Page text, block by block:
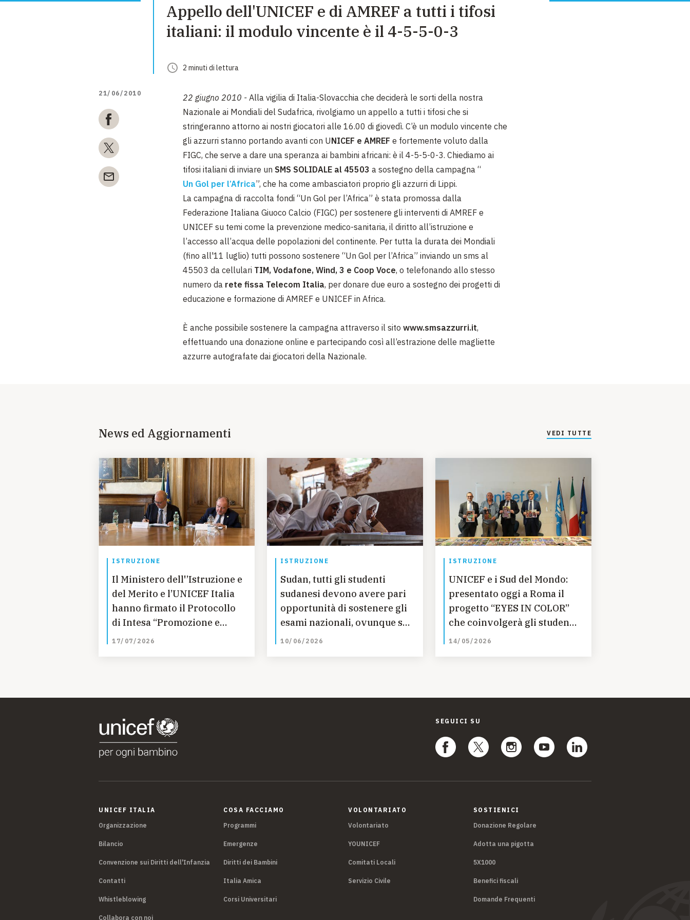
EMERGENZE
GRANDI DONAZIONI
Appello dell'UNICEF e di AMREF a tutti i tifosi
italiani: il modulo vincente è il 4-5-5-0-3
2 minuti di lettura
21/06/2010 22 giugno 2010 - Alla vigilia di Italia-Slovacchia che deciderà le sorti della nostra
Nazionale ai Mondiali del Sudafrica, rivolgiamo un appello a tutti i tifosi che si
stringeranno attorno ai nostri giocatori alle 16.00 di giovedì. C’è un modulo vincente che
gli azzurri stanno portando avanti con UNICEF e AMREF e fortemente voluto dalla
FIGC, che serve a dare una speranza ai bambini africani: è il 4-5-5-0-3. Chiediamo ai
tifosi italiani di inviare un SMS SOLIDALE al 45503 a sostegno della campagna “
Un Gol per l’Africa”, che ha come ambasciatori proprio gli azzurri di Lippi.
La campagna di raccolta fondi “Un Gol per l’Africa” è stata promossa dalla
Federazione Italiana Giuoco Calcio (FIGC) per sostenere gli interventi di AMREF e
UNICEF su temi come la prevenzione medico-sanitaria, il diritto all’istruzione e
l’accesso all’acqua delle popolazioni del continente. Per tutta la durata dei Mondiali
(fino all'11 luglio) tutti possono sostenere “Un Gol per l’Africa” inviando un sms al
45503 da cellulari TIM, Vodafone, Wind, 3 e Coop Voce, o telefonando allo stesso
numero da rete fissa Telecom Italia, per donare due euro a sostegno dei progetti di
educazione e formazione di AMREF e UNICEF in Africa.
È anche possibile sostenere la campagna attraverso il sito www.smsazzurri.it,
effettuando una donazione online e partecipando così all’estrazione delle magliette
azzurre autografate dai giocatori della Nazionale.
News ed Aggiornamenti VEDI TUTTE
ISTRUZIONE
Il Ministero dell'’Istruzione e
del Merito e l’UNICEF Italia
hanno firmato il Protocollo
di Intesa “Promozione e
diffusione nelle Istituzioni
17/07/2026
ISTRUZIONE
Sudan, tutti gli studenti
sudanesi devono avere pari
opportunità di sostenere gli
esami nazionali, ovunque si
trovino
10/06/2026
ISTRUZIONE
UNICEF e i Sud del Mondo:
presentato oggi a Roma il
progetto “EYES IN COLOR”
che coinvolgerà gli studenti
di Napoli, Reggio Calabria e
14/05/2026
SEGUICI SU
UNICEF ITALIA
Organizzazione
Bilancio
Convenzione sui Diritti dell'Infanzia
Contatti
Whistleblowing
Collabora con noi
COSA FACCIAMO
Programmi
Emergenze
Diritti dei Bambini
Italia Amica
Corsi Universitari
VOLONTARIATO
Volontariato
YOUNICEF
Comitati Locali
Servizio Civile
SOSTIENICI
Donazione Regolare
Adotta una pigotta
5X1000
Benefici fiscali
Domande Frequenti